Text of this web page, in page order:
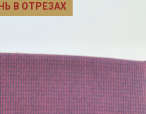
В ОТРЕЗАХ